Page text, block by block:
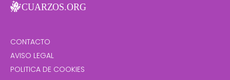
CONTACTO
AVISO LEGAL
POLITICA DE COOKIES